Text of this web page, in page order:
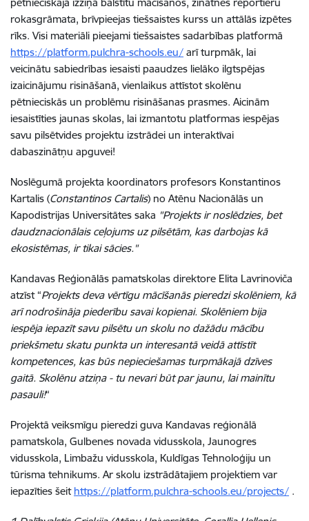
rokasgrāmata, brīvpieejas tiešsaistes kurss un attālās izpētes
rīks. Visi materiāli pieejami tiešsaistes sadarbības platformā
https://platform.pulchra-schools.eu/ arī turpmāk, lai
veicinātu sabiedrības iesaisti paaudzes lielāko ilgtspējas
izaicinājumu risināšanā, vienlaikus attīstot skolēnu
pētnieciskās un problēmu risināšanas prasmes. Aicinām
iesaistīties jaunas skolas, lai izmantotu platformas iespējas
savu pilsētvides projektu izstrādei un interaktīvai
dabaszinātņu apguvei!
Noslēgumā projekta koordinators profesors Konstantinos
Kartalis (Constantinos Cartalis) no Atēnu Nacionālās un
Kapodistrijas Universitātes saka "Projekts ir noslēdzies, bet
daudznacionālais ceļojums uz pilsētām, kas darbojas kā
ekosistēmas, ir tikai sācies."
Kandavas Reģionālās pamatskolas direktore Elita Lavrinoviča
atzīst “Projekts deva vērtīgu mācīšanās pieredzi skolēniem, kā
arī nodrošināja piederību savai kopienai. Skolēniem bija
iespēja iepazīt savu pilsētu un skolu no dažādu mācību
priekšmetu skatu punkta un interesantā veidā attīstīt
kompetences, kas būs nepieciešamas turpmākajā dzīves
gaitā. Skolēnu atziņa - tu nevari būt par jaunu, lai mainītu
pasauli!“
Projektā veiksmīgu pieredzi guva Kandavas reģionālā
pamatskola, Gulbenes novada vidusskola, Jaunogres
vidusskola, Limbažu vidusskola, Kuldīgas Tehnoloģiju un
tūrisma tehnikums. Ar skolu izstrādātajiem projektiem var
iepazīties šeit https://platform.pulchra-schools.eu/projects/ .